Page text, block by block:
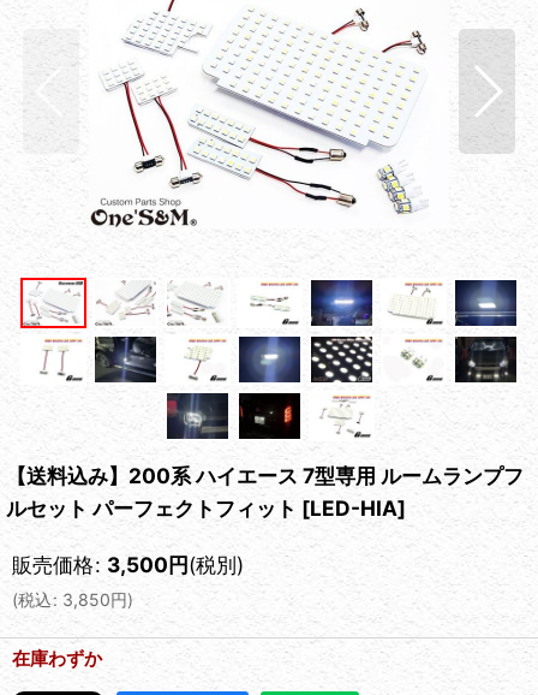
【送料込み】200系 ハイエース 7型専用 ルームランプフ
ルセット パーフェクトフィット [LED-HIA]
販売価格: 3,500円(税別)
(税込: 3,850円)
在庫わずか